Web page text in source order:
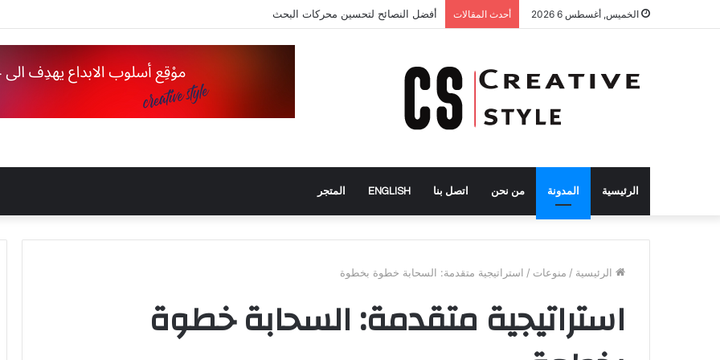
الخميس, أغسطس 6 2026 أحدث المقالات أفضل طرق لتحسين محركات البحث
الرئيسية المدونة من نحن اتصل بنا ENGLISH المتجر
الرئيسية / منوعات / استراتيجية متقدمة: السحابة خطوة بخطوة
استراتيجية متقدمة: السحابة خطوة